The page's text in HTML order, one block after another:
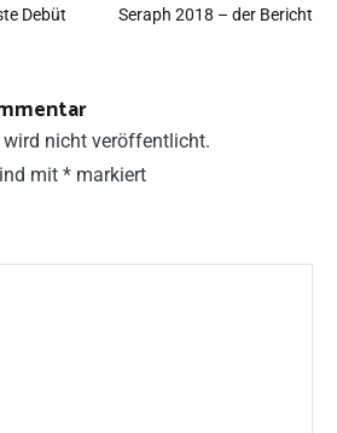
Debüt Seraph 2018 – der Bericht
wird nicht veröffentlicht.
mit * markiert